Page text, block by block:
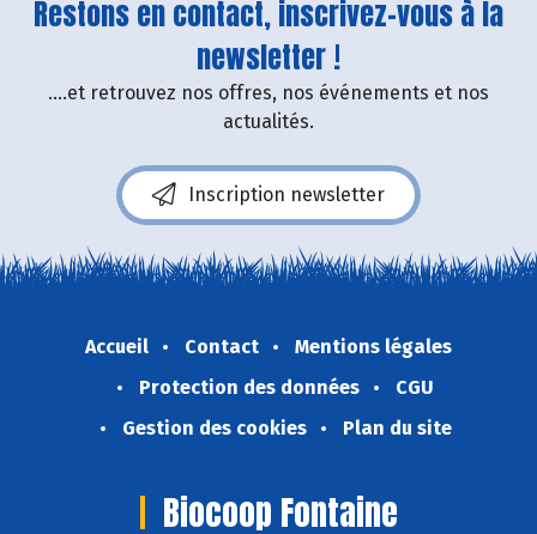
Restons en contact, inscrivez-vous à la
newsletter !
....et retrouvez nos offres, nos événements et nos
actualités.
Inscription newsletter
Accueil Contact
Mentions légales
Protection des données
CGU
Gestion des cookies
Plan du site
Biocoop Fontaine